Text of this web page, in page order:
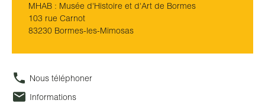
MHAB : Musée d'Histoire et d'Art de Bormes
103 rue Carnot
83230 Bormes-les-Mimosas
Nous téléphoner
Informations